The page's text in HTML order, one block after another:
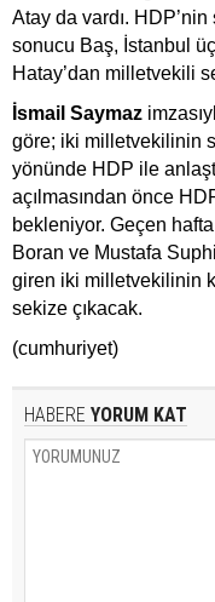
Atay da vardı.
sonucu Baş, İstanbul
Hatay’dan milletvekili
İsmail Saymaz
göre; iki milletvekilinin
yönünde HDP ile
açılmasından önce
bekleniyor. Geçen
Boran ve Mustafa
giren iki milletvekilinin
sekize çıkacak.
(cumhuriyet)
HABERE YORUM KAT